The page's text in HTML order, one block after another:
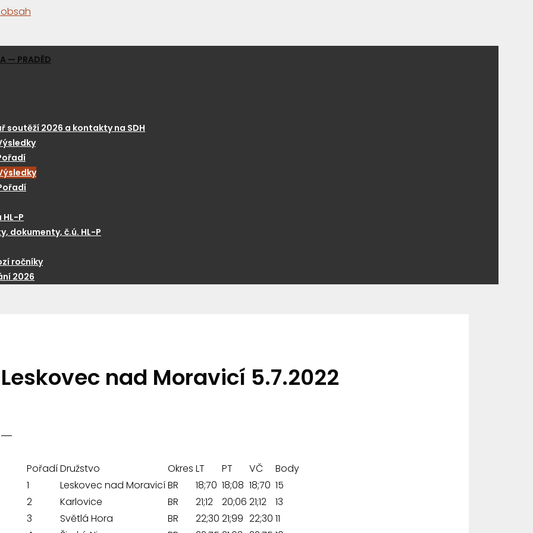
— PRADĚD
soutěží 2026 a kontakty na SDH
P
dokumenty, č.ú. HL-P
ročníky
2026
Leskovec nad Moravicí 5.7.2022
PořadíDružstvo Okres LT PT VČ
Body
1
Leskovec nad MoravicíBR 18;70 18;08 18;70 15
2
Karlovice BR 21;12 20;06 21;12
13
3
Světlá Hora BR 22;30 21;99 22;30 11